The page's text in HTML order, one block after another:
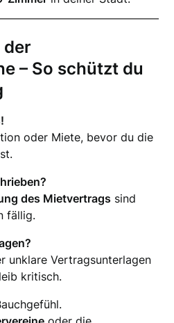
der
– So schützt du
oder Miete, bevor du die
des Mietvertrags sind
fällig.
unklare Vertragsunterlagen
kritisch.